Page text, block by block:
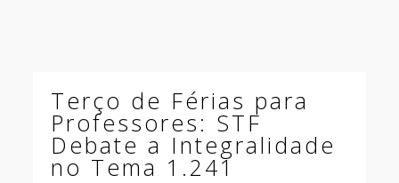
Terço de Férias para
Professores: STF
Debate a Integralidade
no Tema 1.241